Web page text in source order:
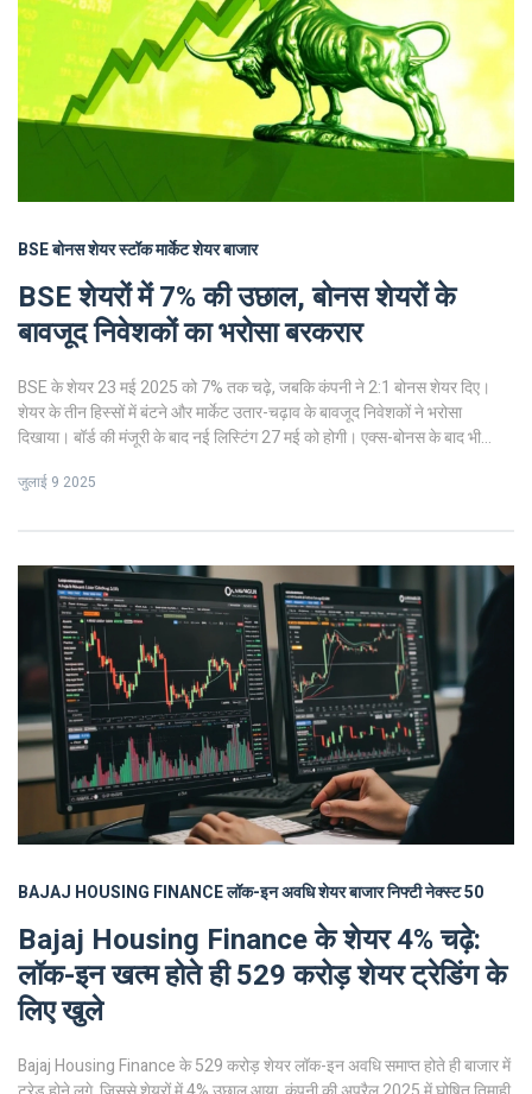
BSEबोनस शेयरस्टॉक मार्केटशेयर बाजार
BSE शेयरों में 7% की उछाल, बोनस शेयरों के
बावजूद निवेशकों का भरोसा बरकरार
BSE के शेयर 23 मई 2025 को 7% तक चढ़े, जबकि कंपनी ने 2:1 बोनस शेयर दिए।
शेयर के तीन हिस्सों में बंटने और मार्केट उतार-चढ़ाव के बावजूद निवेशकों ने भरोसा
दिखाया। बॉर्ड की मंजूरी के बाद नई लिस्टिंग 27 मई को होगी। एक्स-बोनस के बाद भी
जुलाई 9 2025
BAJAJ HOUSING FINANCEलॉक-इन अवधिशेयर बाजारनिफ्टी नेक्स्ट 50
Bajaj Housing Finance के शेयर 4% चढ़े:
लॉक-इन खत्म होते ही 529 करोड़ शेयर ट्रेडिंग के
लिए खुले
Bajaj Housing Finance के 529 करोड़ शेयर लॉक-इन अवधि समाप्त होते ही बाजार में